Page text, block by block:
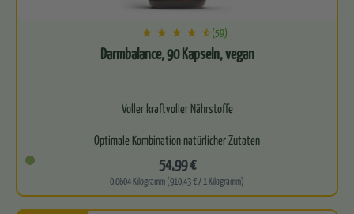
(59)
Darmbalance, 90 Kapseln, vegan
Voller kraftvoller Nährstoffe
Optimale Kombination natürlicher Zutaten
Frei von Carragen
54,99 €
0.0604 Kilogramm (910,43 € / 1 Kilogramm)